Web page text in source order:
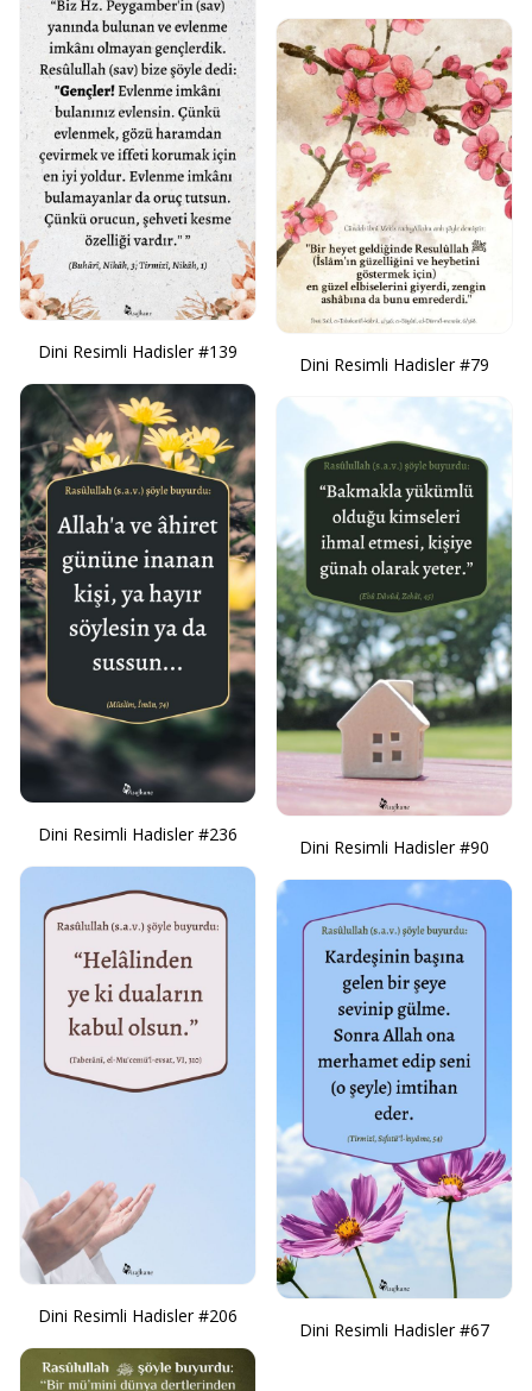
Dini Resimli Hadisler #139
Dini Resimli Hadisler #236
Dini Resimli Hadisler #206
Dini Resimli Hadisler #79
Dini Resimli Hadisler #90
Dini Resimli Hadisler #67